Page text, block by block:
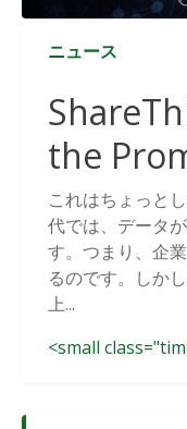
ニュース
the
これはちょっと
代では、データ
す。つまり、企
るのです。しか
上...
<small